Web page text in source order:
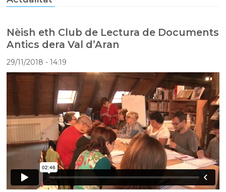
Nèish eth Club de Lectura de Documents
Antics dera Val d’Aran
29/11/2018- 14:19